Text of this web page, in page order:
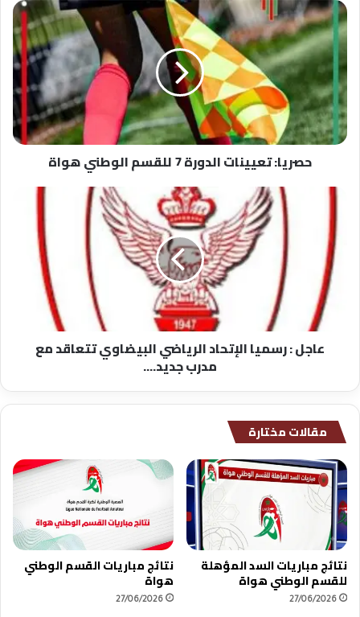
حصريا:
تعيينات
الدورة
للقسم
الوطني
هواة
حصريا: تعيينات الدورة 7 للقسم الوطني هواة
عاجل
الإتحاد
الرياضي
البيضاوي
تتعاقد
جديد....عاجل : رسميا الإتحاد الرياضي البيضاوي تتعاقد مع
مدرب جديد....
مقالات مختارة
نتائج مباريات السد المؤهلة
للقسم الوطني هواة
27/06/2026
نتائج مباريات القسم الوطني
هواة
27/06/2026